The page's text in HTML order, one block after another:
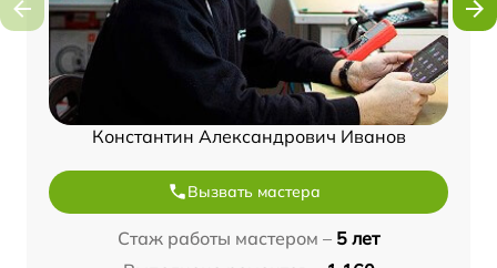
Константин Александрович Иванов
Вызвать мастера
Стаж работы мастером – 5 лет